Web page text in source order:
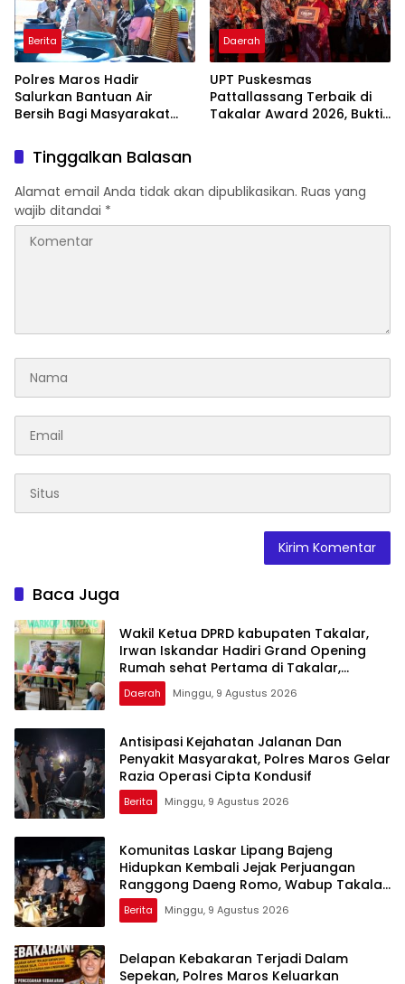
Berita
Polres Maros Hadir
Salurkan Bantuan Air
Bersih Bagi Masyarakat
Di Maros
Daerah
UPT Puskesmas
Pattallassang Terbaik di
Takalar Award 2026, Bukti
Tinggalkan Balasan
Alamat email Anda tidak akan dipublikasikan. Ruas yang
wajib ditandai *
Baca Juga
Wakil Ketua DPRD kabupaten Takalar,
Irwan Iskandar Hadiri Grand Opening
Rumah sehat Pertama di Takalar,
Melayani Terapis Gratis untuk Pasien
Dhuafa dan umum.
Daerah Minggu, 9 Agustus 2026
Antisipasi Kejahatan Jalanan Dan
Penyakit Masyarakat, Polres Maros Gelar
Razia Operasi Cipta Kondusif
Berita Minggu, 9 Agustus 2026
Komunitas Laskar Lipang Bajeng
Hidupkan Kembali Jejak Perjuangan
Ranggong Daeng Romo, Wabup Takalar:
Apresiasi Bahwa Sejarah Adalah
Warisan yang Tak Ternilai”.
Berita Minggu, 9 Agustus 2026
Delapan Kebakaran Terjadi Dalam
Sepekan, Polres Maros Keluarkan